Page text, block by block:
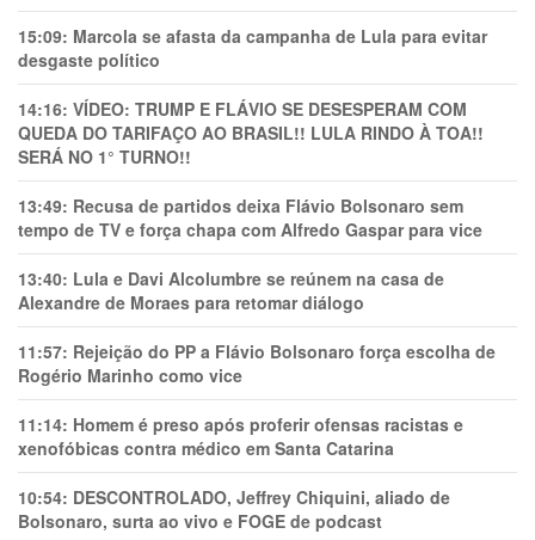
15:09: Marcola se afasta da campanha de Lula para evitar
desgaste político
14:16: VÍDEO: TRUMP E FLÁVIO SE DESESPERAM COM
QUEDA DO TARIFAÇO AO BRASIL!! LULA RINDO À TOA!!
SERÁ NO 1° TURNO!!
13:49: Recusa de partidos deixa Flávio Bolsonaro sem
tempo de TV e força chapa com Alfredo Gaspar para vice
13:40: Lula e Davi Alcolumbre se reúnem na casa de
Alexandre de Moraes para retomar diálogo
11:57: Rejeição do PP a Flávio Bolsonaro força escolha de
Rogério Marinho como vice
11:14: Homem é preso após proferir ofensas racistas e
xenofóbicas contra médico em Santa Catarina
10:54: DESCONTROLADO, Jeffrey Chiquini, aliado de
Bolsonaro, surta ao vivo e FOGE de podcast